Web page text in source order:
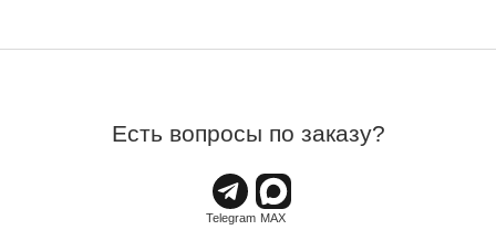
Есть вопросы по заказу?